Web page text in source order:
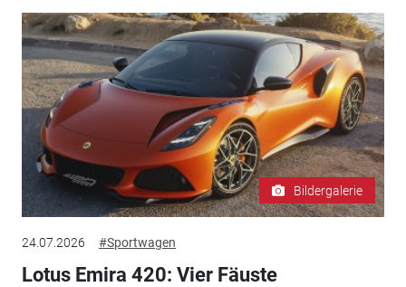
Bildergalerie
24.07.2026 #Sportwagen
Lotus Emira 420: Vier Fäuste